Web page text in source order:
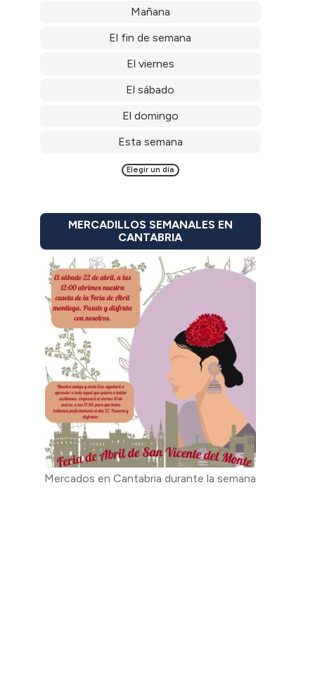
Mañana
El fin de semana
El viernes
El sábado
El domingo
Esta semana
Elegir un día
MERCADILLOS SEMANALES EN
CANTABRIA
Mercados en Cantabria durante la semana